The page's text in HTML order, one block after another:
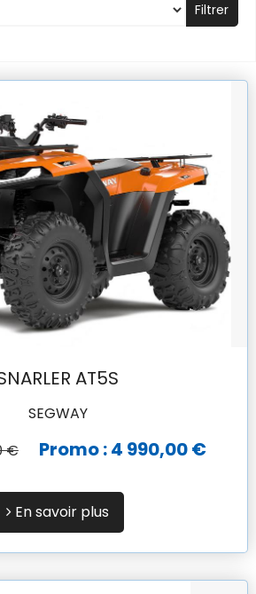
Filtrer
AT5S
SEGWAY
€
Promo : 4 990,00 €
En savoir plus